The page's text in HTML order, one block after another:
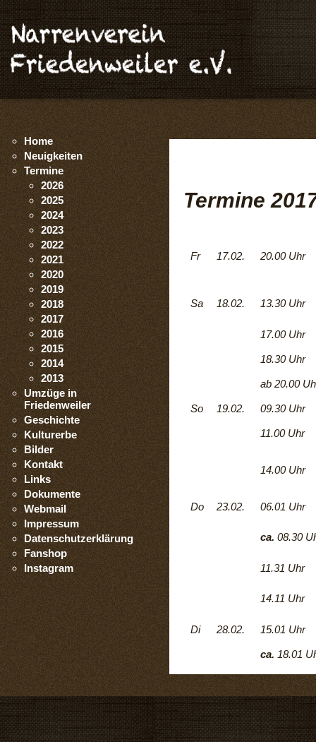
Home
Neuigkeiten
Termine
2026
2025
2024
2023
2022
2021
2020
2019
2018
2017
2016
2015
2014
2013
Umzüge in
Friedenweiler
Geschichte
Kulturerbe
Bilder
Kontakt
Links
Dokumente
Webmail
Impressum
Datenschutzerklärung
Fanshop
Instagram
Termine
Fr 17.02. 20.00 Uhr
Sa 18.02. 13.30 Uhr
17.00 Uhr
18.30 Uhr
ab 20.00
So 19.02. 09.30 Uhr
11.00 Uhr
14.00 Uhr
Do 23.02. 06.01 Uhr
ca. 08.30
11.31 Uhr
14.11 Uhr
Di 28.02. 15.01 Uhr
ca. 18.01